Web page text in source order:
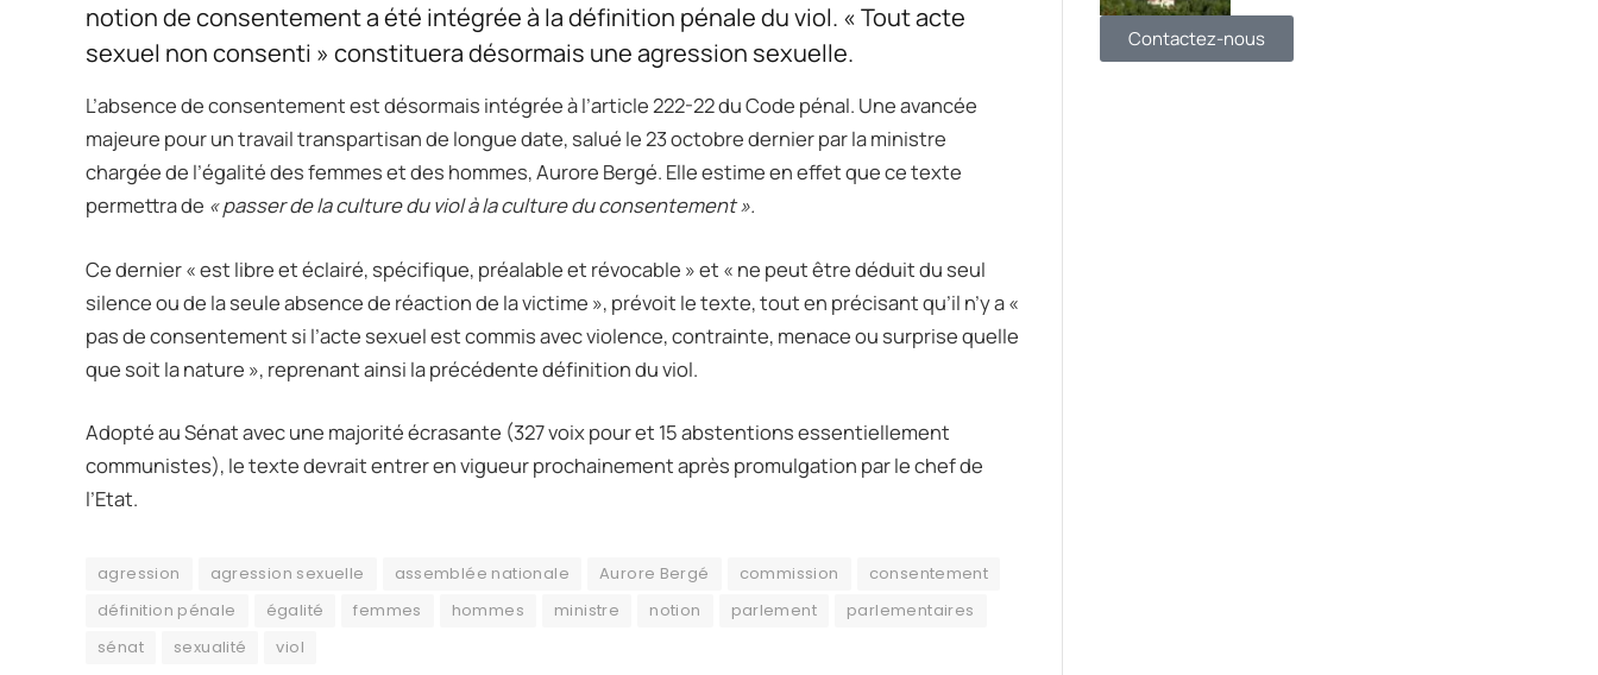
notion de consentement a été intégrée à la définition pénale du viol. « Tout acte
sexuel non consenti » constituera désormais une agression sexuelle.
L’absence de consentement est désormais intégrée à l’article 222-22 du Code pénal. Une avancée
majeure pour un travail transpartisan de longue date, salué le 23 octobre dernier par la ministre
chargée de l’égalité des femmes et des hommes, Aurore Bergé. Elle estime en effet que ce texte
permettra de « passer de la culture du viol à la culture du consentement ».
Ce dernier « est libre et éclairé, spécifique, préalable et révocable » et « ne peut être déduit du seul
silence ou de la seule absence de réaction de la victime », prévoit le texte, tout en précisant qu’il n’y a «
pas de consentement si l’acte sexuel est commis avec violence, contrainte, menace ou surprise quelle
que soit la nature », reprenant ainsi la précédente définition du viol.
Adopté au Sénat avec une majorité écrasante (327 voix pour et 15 abstentions essentiellement
communistes), le texte devrait entrer en vigueur prochainement après promulgation par le chef de
l’Etat.
agression agression sexuelle assemblée nationale Aurore Bergé commission
consentement
définition pénale
égalité femmes hommes ministre notion parlement
parlementaires
sénat
sexualité viol
Contactez-nous